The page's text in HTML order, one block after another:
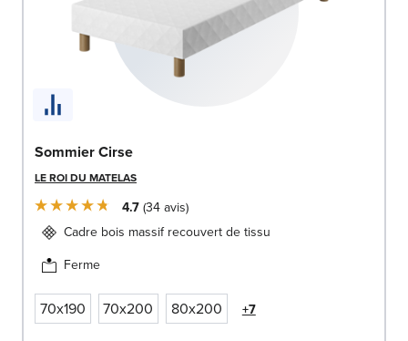
Sommier Cirse
LE ROI DU MATELAS
4.7 34avis
Cadre bois massif recouvert de tissu
Ferme
70x190 70x200 80x200 +7